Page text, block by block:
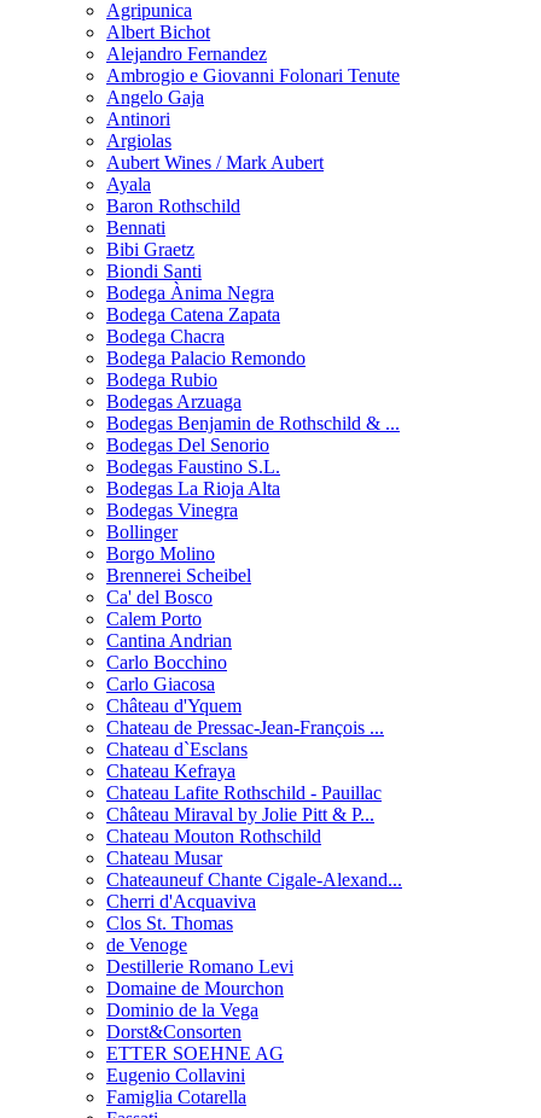
Agripunica
Albert Bichot
Alejandro Fernandez
Ambrogio e Giovanni Folonari Tenute
Angelo Gaja
Antinori
Argiolas
Aubert Wines / Mark Aubert
Ayala
Baron Rothschild
Bennati
Bibi Graetz
Biondi Santi
Bodega Ànima Negra
Bodega Catena Zapata
Bodega Chacra
Bodega Palacio Remondo
Bodega Rubio
Bodegas Arzuaga
Bodegas Benjamin de Rothschild & ...
Bodegas Del Senorio
Bodegas Faustino S.L.
Bodegas La Rioja Alta
Bodegas Vinegra
Bollinger
Borgo Molino
Brennerei Scheibel
Ca' del Bosco
Calem Porto
Cantina Andrian
Carlo Bocchino
Carlo Giacosa
Château d'Yquem
Chateau de Pressac-Jean-François ...
Chateau d`Esclans
Chateau Kefraya
Chateau Lafite Rothschild - Pauillac
Château Miraval by Jolie Pitt & P...
Chateau Mouton Rothschild
Chateau Musar
Chateauneuf Chante Cigale-Alexand...
Cherri d'Acquaviva
Clos St. Thomas
de Venoge
Destillerie Romano Levi
Domaine de Mourchon
Dominio de la Vega
Dorst&Consorten
ETTER SOEHNE AG
Eugenio Collavini
Famiglia Cotarella